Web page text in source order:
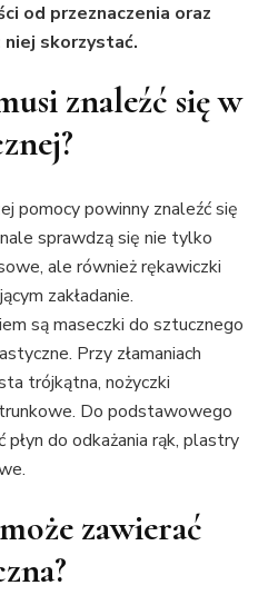
od przeznaczenia oraz
skorzystać.
znaleźć się w
pomocy powinny znaleźć się
sprawdzą się nie tylko
ale również rękawiczki
zakładanie.
są maseczki do sztucznego
Przy złamaniach
trójkątna, nożyczki
Do podstawowego
do odkażania rąk, plastry
zawierać